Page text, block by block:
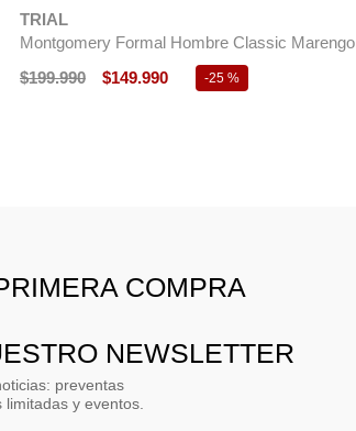
TRIAL
Montgomery Formal Hombre Classic Marengo
$199.990 $149.990 -25 %
COMPRA
NEWSLETTER
preventas
y eventos.